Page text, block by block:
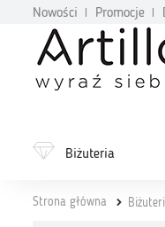
Nowości Promocje
Biżuteria
Strona główna